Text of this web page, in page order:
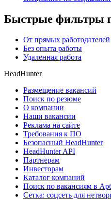
Быстрые фильтры
От прямых работодателей
Без опыта работы
Удаленная работа
HeadHunter
Размещение вакансий
Поиск по резюме
О компании
Наши вакансии
Реклама на сайте
Требования к ПО
Безопасный HeadHunter
HeadHunter API
Партнерам
Инвесторам
Каталог компаний
Поиск по вакансиям в
Сетка: соцсеть для